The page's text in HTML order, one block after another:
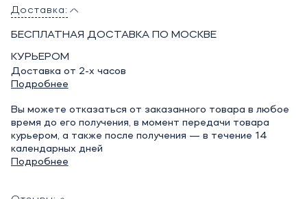
Доставка:
БЕСПЛАТНАЯ ДОСТАВКА ПО МОСКВЕ
КУРЬЕРОМ
Доставка от 2-х часов
Подробнее
Вы можете отказаться от заказанного товара в любое
время до его получения, в момент передачи товара
курьером, а также после получения — в течение 14
календарных дней
Подробнее